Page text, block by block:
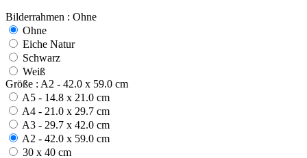
Bilderrahmen : Ohne
Ohne
Eiche Natur
Schwarz
Weiß
Größe : A2 - 42.0 x 59.0 cm
A5 - 14.8 x 21.0 cm
A4 - 21.0 x 29.7 cm
A3 - 29.7 x 42.0 cm
A2 - 42.0 x 59.0 cm
30 x 40 cm